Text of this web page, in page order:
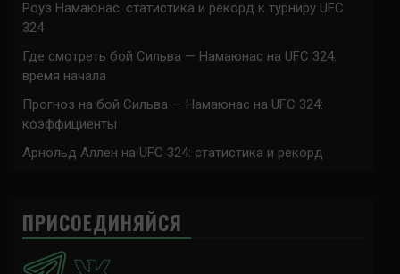
Роуз Намаюнас: статистика и рекорд к турниру UFC
324
Где смотреть бой Сильва — Намаюнас на UFC 324:
время начала
Прогноз на бой Сильва — Намаюнас на UFC 324:
коэффициенты
Арнольд Аллен на UFC 324: статистика и рекорд
ПРИСОЕДИНЯЙСЯ